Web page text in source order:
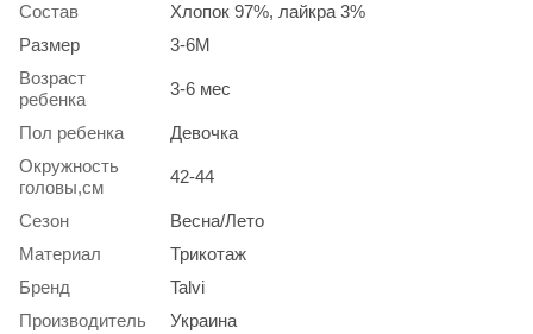
Состав
Хлопок 97%, лайкра 3%
Размер
3-6М
Возраст
ребенка
3-6 мес
Пол ребенка
Девочка
Окружность
головы,см
42-44
Сезон
Весна/Лето
Материал
Трикотаж
Бренд
Talvi
Производитель
Украина